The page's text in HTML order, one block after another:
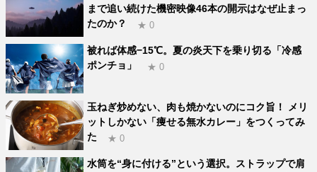
まで追い続けた機密映像46本の開示はなぜ止まっ
たのか？
★ 0
被れば体感−15℃。夏の炎天下を乗り切る「冷感
ポンチョ」
★ 0
玉ねぎ炒めない、肉も焼かないのにコク旨！ メリ
ットしかない「痩せる無水カレー」をつくってみ
た
★ 0
水筒を“身に付ける”という選択。ストラップで肩